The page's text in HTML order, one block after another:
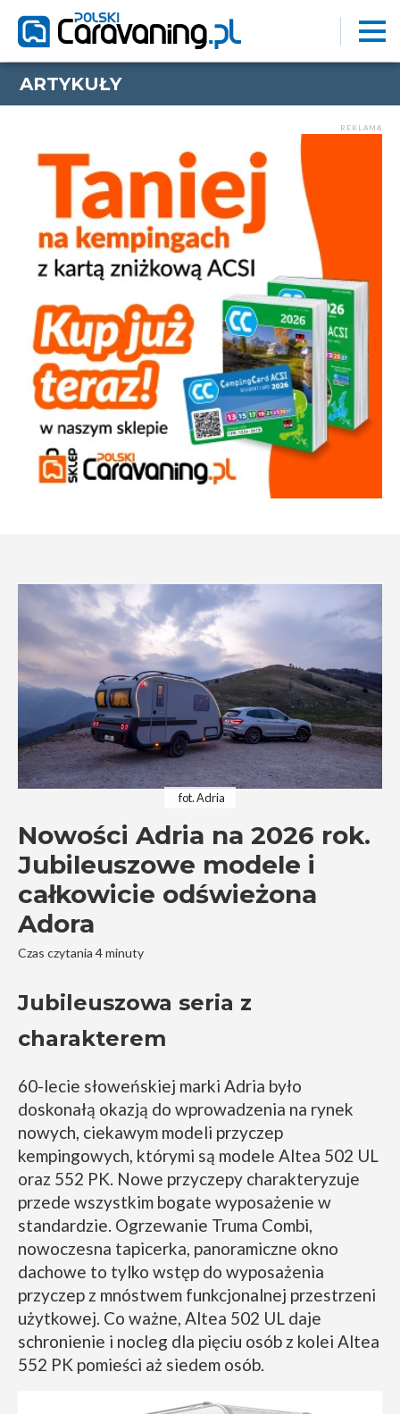
ARTYKUŁY
REKLAMA
fot. Adria
Nowości Adria na 2026 rok.
Jubileuszowe modele i
całkowicie odświeżona
Adora
Czas czytania 4 minuty
Jubileuszowa seria z
charakterem
60-lecie słoweńskiej marki Adria było
doskonałą okazją do wprowadzenia na rynek
nowych, ciekawym modeli przyczep
kempingowych, którymi są modele Altea 502 UL
oraz 552 PK. Nowe przyczepy charakteryzuje
przede wszystkim bogate wyposażenie w
standardzie. Ogrzewanie Truma Combi,
nowoczesna tapicerka, panoramiczne okno
dachowe to tylko wstęp do wyposażenia
przyczep z mnóstwem funkcjonalnej przestrzeni
użytkowej. Co ważne, Altea 502 UL daje
schronienie i nocleg dla pięciu osób z kolei Altea
552 PK pomieści aż siedem osób.